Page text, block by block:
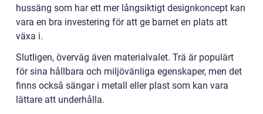
hussäng som har ett mer långsiktigt designkoncept kan
vara en bra investering för att ge barnet en plats att
växa i.
Slutligen, överväg även materialvalet. Trä är populärt
för sina hållbara och miljövänliga egenskaper, men det
finns också sängar i metall eller plast som kan vara
lättare att underhålla.